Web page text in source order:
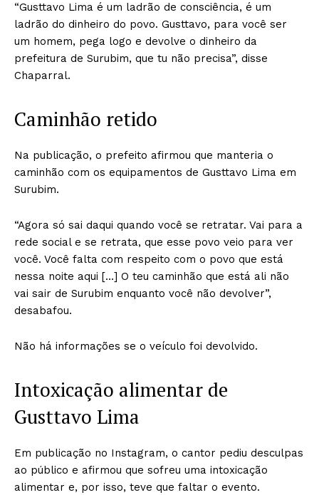
“Gusttavo Lima é um ladrão de consciência, é um
ladrão do dinheiro do povo. Gusttavo, para você ser
um homem, pega logo e devolve o dinheiro da
prefeitura de Surubim, que tu não precisa”, disse
Chaparral.
Caminhão retido
Na publicação, o prefeito afirmou que manteria o
caminhão com os equipamentos de Gusttavo Lima em
Surubim.
“Agora só sai daqui quando você se retratar. Vai para a
rede social e se retrata, que esse povo veio para ver
você. Você falta com respeito com o povo que está
nessa noite aqui […] O teu caminhão que está ali não
vai sair de Surubim enquanto você não devolver”,
desabafou.
Não há informações se o veículo foi devolvido.
Intoxicação alimentar de
Gusttavo Lima
Em publicação no Instagram, o cantor pediu desculpas
ao público e afirmou que sofreu uma intoxicação
alimentar e, por isso, teve que faltar o evento.